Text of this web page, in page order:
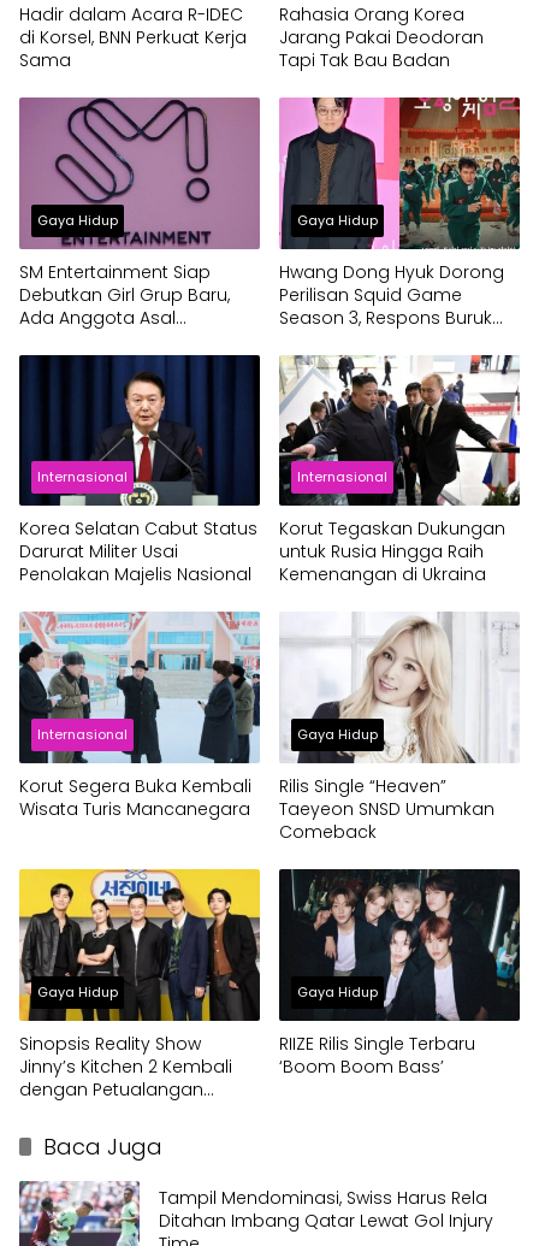
Hadir dalam Acara R-IDEC
di Korsel, BNN Perkuat Kerja
Sama
Rahasia Orang Korea
Jarang Pakai Deodoran
Tapi Tak Bau Badan
Gaya Hidup
SM Entertainment Siap
Debutkan Girl Grup Baru,
Ada Anggota Asal
Gaya Hidup
Hwang Dong Hyuk Dorong
Perilisan Squid Game
Season 3, Respons Buruk
Internasional
Korea Selatan Cabut Status
Darurat Militer Usai
Penolakan Majelis Nasional
Internasional
Korut Tegaskan Dukungan
untuk Rusia Hingga Raih
Kemenangan di Ukraina
Internasional
Korut Segera Buka Kembali
Wisata Turis Mancanegara
Gaya Hidup
Rilis Single “Heaven”
Taeyeon SNSD Umumkan
Comeback
Gaya Hidup
Sinopsis Reality Show
Jinny’s Kitchen 2 Kembali
dengan Petualangan
Gaya Hidup
RIIZE Rilis Single Terbaru
‘Boom Boom Bass’
Baca Juga
Tampil Mendominasi, Swiss Harus Rela
Ditahan Imbang Qatar Lewat Gol Injury